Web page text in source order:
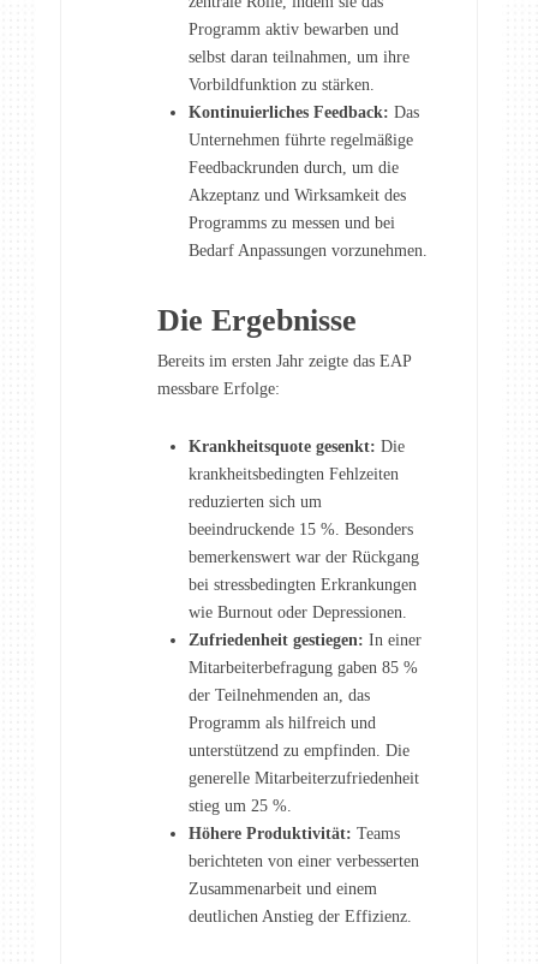
Programm aktiv bewarben und
selbst daran teilnahmen, um ihre
Vorbildfunktion zu stärken.
Kontinuierliches Feedback: Das
Unternehmen führte regelmäßige
Feedbackrunden durch, um die
Akzeptanz und Wirksamkeit des
Programms zu messen und bei
Bedarf Anpassungen vorzunehmen.
Die Ergebnisse
Bereits im ersten Jahr zeigte das EAP
messbare Erfolge:
Krankheitsquote gesenkt: Die
krankheitsbedingten Fehlzeiten
reduzierten sich um
beeindruckende 15 %. Besonders
bemerkenswert war der Rückgang
bei stressbedingten Erkrankungen
wie Burnout oder Depressionen.
Zufriedenheit gestiegen: In einer
Mitarbeiterbefragung gaben 85 %
der Teilnehmenden an, das
Programm als hilfreich und
unterstützend zu empfinden. Die
generelle Mitarbeiterzufriedenheit
stieg um 25 %.
Höhere Produktivität: Teams
berichteten von einer verbesserten
Zusammenarbeit und einem
deutlichen Anstieg der Effizienz.